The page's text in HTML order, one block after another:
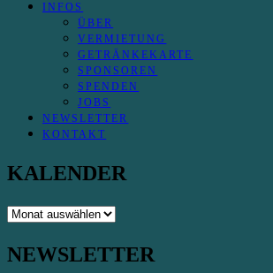
INFOS
ÜBER
VERMIETUNG
GETRÄNKEKARTE
SPONSOREN
SPENDEN
JOBS
NEWSLETTER
KONTAKT
KALENDER
KALENDER
NEWSLETTER